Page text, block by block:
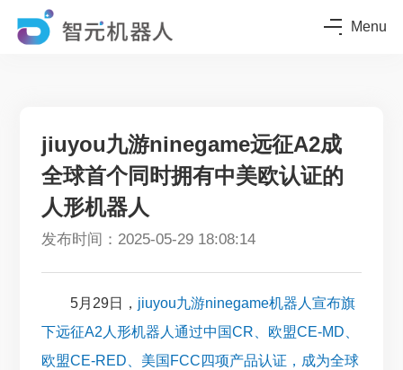
Menu
jiuyou九游ninegame远征A2成
全球首个同时拥有中美欧认证的
人形机器人
发布时间：2025-05-29 18:08:14
5月29日， jiuyou九游ninegame机器人宣布旗
下远征A2人形机器人通过中国CR、欧盟CE-MD、
欧盟CE-RED、美国FCC四项产品认证，成为全球